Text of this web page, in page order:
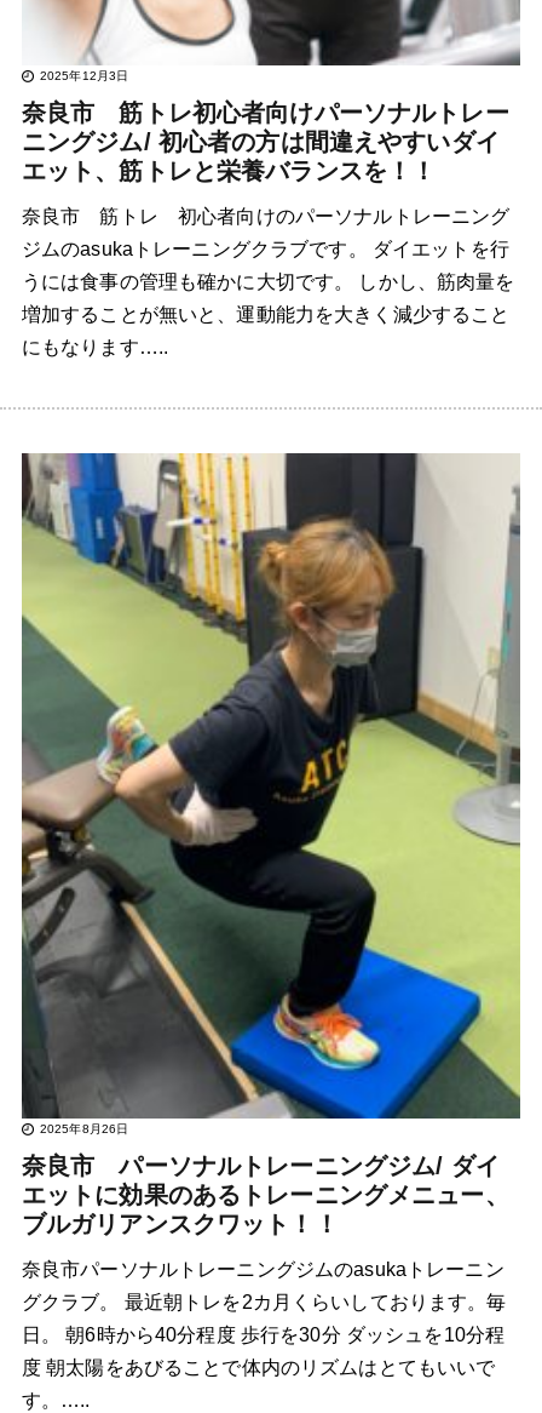
2025年12月3日
奈良市 筋トレ初心者向けパーソナルトレー
ニングジム/ 初心者の方は間違えやすいダイ
エット、筋トレと栄養バランスを！！
奈良市 筋トレ 初心者向けのパーソナルトレーニング
ジムのasukaトレーニングクラブです。 ダイエットを行
うには食事の管理も確かに大切です。 しかし、筋肉量を
増加することが無いと、運動能力を大きく減少すること
にもなります…..
2025年8月26日
奈良市 パーソナルトレーニングジム/ ダイ
エットに効果のあるトレーニングメニュー、
ブルガリアンスクワット！！
奈良市パーソナルトレーニングジムのasukaトレーニン
グクラブ。 最近朝トレを2カ月くらいしております。毎
日。 朝6時から40分程度 歩行を30分 ダッシュを10分程
度 朝太陽をあびることで体内のリズムはとてもいいで
す。…..